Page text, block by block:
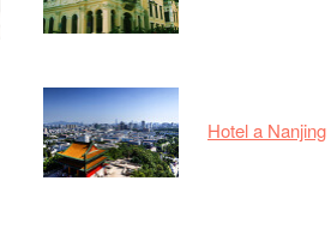
Hotel a Nanjing